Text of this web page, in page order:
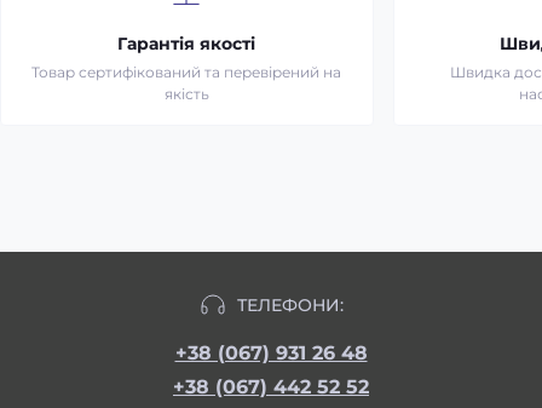
Гарантія якості
Товар сертифікований та перевірений на
якість
Швидка
ТЕЛЕФОНИ:
+38 (067) 931 26 48
+38 (067) 442 52 52